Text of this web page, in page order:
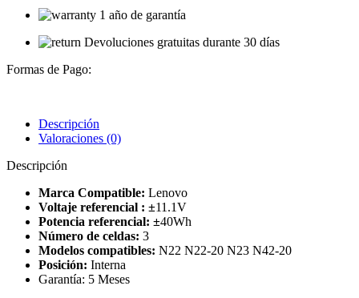
1 año de garantía
Devoluciones gratuitas durante 30 días
Formas de Pago:
Descripción
Valoraciones (0)
Descripción
Marca Compatible: Lenovo
Voltaje referencial : ±11.1V
Potencia referencial: ±40Wh
Número de celdas: 3
Modelos compatibles: N22 N22-20 N23 N42-20
Posición: Interna
Garantía: 5 Meses